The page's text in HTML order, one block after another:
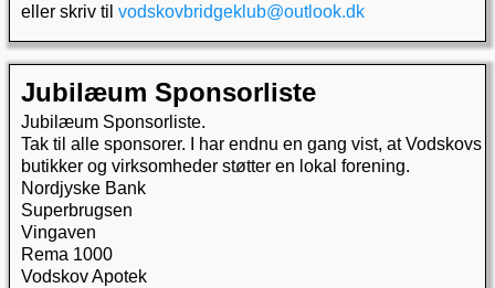
eller skriv til vodskovbridgeklub@outlook.dk
Jubilæum Sponsorliste
Jubilæum Sponsorliste.
Tak til alle sponsorer. I har endnu en gang vist, at Vodskovs
butikker og virksomheder støtter en lokal forening.
Nordjyske Bank
Superbrugsen
Vingaven
Rema 1000
Vodskov Apotek